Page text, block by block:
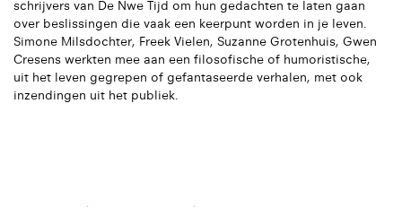
schrijvers van De Nwe Tijd om hun gedachten te laten gaan
over beslissingen die vaak een keerpunt worden in je leven.
Simone Milsdochter, Freek Vielen, Suzanne Grotenhuis, Gwen
Cresens werkten mee aan een filosofische of humoristische,
uit het leven gegrepen of gefantaseerde verhalen, met ook
inzendingen uit het publiek.